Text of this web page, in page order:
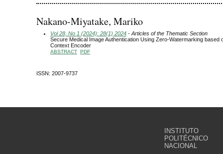
Nakano-Miyatake, Mariko
Vol 28, No 1 (2024): 28(1) 2024 - Articles of the Thematic Section
Secure Medical Image Authentication Using Zero-Watermarking based
Context Encoder
ABSTRACT PDF
ISSN: 2007-9737
INSTITUTO
POLITÉCNICO
NACIONAL